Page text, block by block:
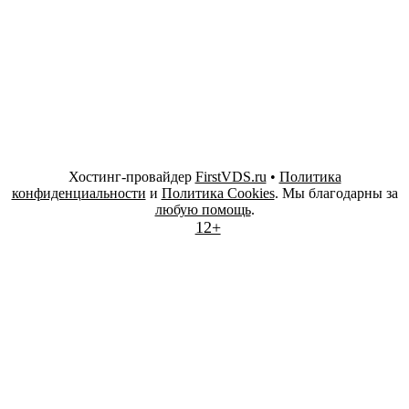
Хостинг-провайдер FirstVDS.ru • Политика
конфиденциальности и Политика Cookies. Мы благодарны за
любую помощь.
12+